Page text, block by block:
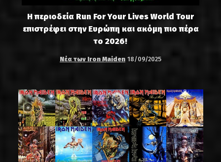
Η περιοδεία Run For Your Lives World Tour
επιστρέφει στην Ευρώπη και ακόμη πιο πέρα
το 2026!
Νέα των Iron Maiden 18/09/2025